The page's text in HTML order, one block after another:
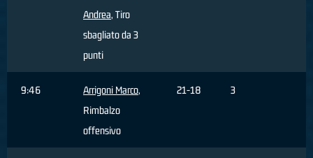
Andrea, Tiro
sbagliato da 3
punti
9:46 Arrigoni Marco,
Rimbalzo
offensivo
21-18 3